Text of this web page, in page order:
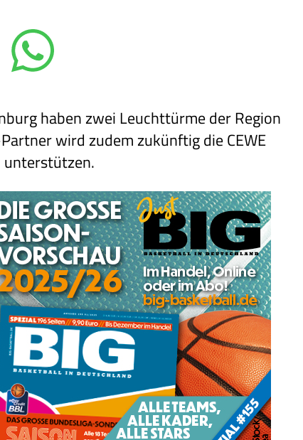
haben zwei Leuchttürme der Region
wird zudem zukünftig die CEWE
unterstützen.